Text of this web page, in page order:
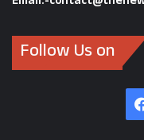
Follow Us on